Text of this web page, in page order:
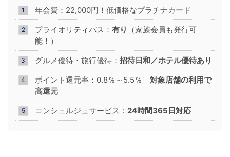
年会費：22,000円！低価格なプラチナカード
プライオリティパス： 有り
（家族会員も発行可
能！）
グルメ優待・旅行優待： 招待日和／ホテル優待あり
ポイント還元率：0.8％～5.5％ 対象店舗の利用で
高還元
コンシェルジュサービス： 24時間365日対応